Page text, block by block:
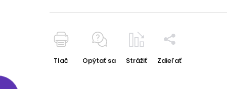
Tlač Opýtať sa Strážiť Zdieľať